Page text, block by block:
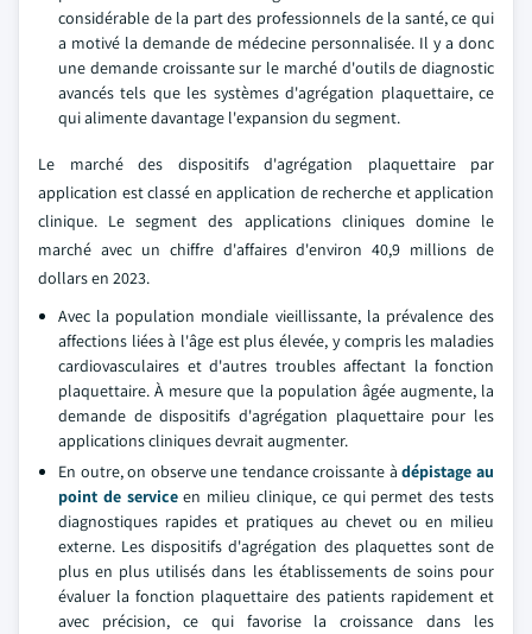
considérable de la part des professionnels de la santé, ce qui
a motivé la demande de médecine personnalisée. Il y a donc
une demande croissante sur le marché d'outils de diagnostic
avancés tels que les systèmes d'agrégation plaquettaire, ce
qui alimente davantage l'expansion du segment.
Le marché des dispositifs d'agrégation plaquettaire par
application est classé en application de recherche et application
clinique. Le segment des applications cliniques domine le
marché avec un chiffre d'affaires d'environ 40,9 millions de
dollars en 2023.
Avec la population mondiale vieillissante, la prévalence des
affections liées à l'âge est plus élevée, y compris les maladies
cardiovasculaires et d'autres troubles affectant la fonction
plaquettaire. À mesure que la population âgée augmente, la
demande de dispositifs d'agrégation plaquettaire pour les
applications cliniques devrait augmenter.
En outre, on observe une tendance croissante àdépistage au
point de serviceen milieu clinique, ce qui permet des tests
diagnostiques rapides et pratiques au chevet ou en milieu
externe. Les dispositifs d'agrégation des plaquettes sont de
plus en plus utilisés dans les établissements de soins pour
évaluer la fonction plaquettaire des patients rapidement et
avec précision, ce qui favorise la croissance dans les